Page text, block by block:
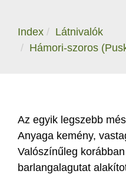
Index
Látnivalók
Hámori-szoros
Az egyik legszebb
Anyaga kemény,
Valószínűleg
barlangalagutat